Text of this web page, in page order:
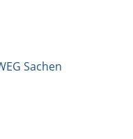
Sachen